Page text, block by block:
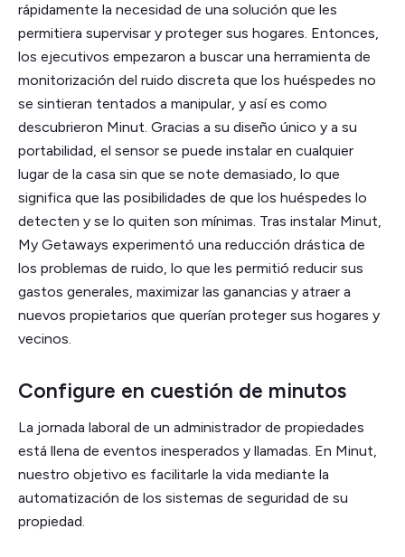
rápidamente la necesidad de una solución que les
permitiera supervisar y proteger sus hogares. Entonces,
los ejecutivos empezaron a buscar una herramienta de
monitorización del ruido discreta que los huéspedes no
se sintieran tentados a manipular, y así es como
descubrieron Minut. Gracias a su diseño único y a su
portabilidad, el sensor se puede instalar en cualquier
lugar de la casa sin que se note demasiado, lo que
significa que las posibilidades de que los huéspedes lo
detecten y se lo quiten son mínimas. Tras instalar Minut,
My Getaways experimentó una reducción drástica de
los problemas de ruido, lo que les permitió reducir sus
gastos generales, maximizar las ganancias y atraer a
nuevos propietarios que querían proteger sus hogares y
vecinos.
Configure en cuestión de minutos
La jornada laboral de un administrador de propiedades
está llena de eventos inesperados y llamadas. En Minut,
nuestro objetivo es facilitarle la vida mediante la
automatización de los sistemas de seguridad de su
propiedad.